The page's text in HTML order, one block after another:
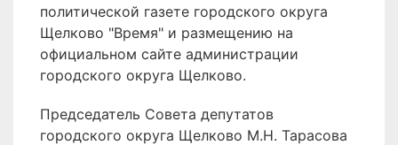
политической газете городского округа
Щелково "Время" и размещению на
официальном сайте администрации
городского округа Щелково.
Председатель Совета депутатов
городского округа Щелково М.Н. Тарасова